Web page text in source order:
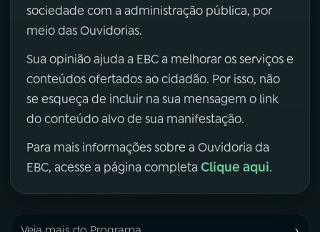
sociedade com a administração pública, por
meio das Ouvidorias.
Sua opinião ajuda a EBC a melhorar os serviços e
conteúdos ofertados ao cidadão. Por isso, não
se esqueça de incluir na sua mensagem o link
do conteúdo alvo de sua manifestação.
Para mais informações sobre a Ouvidoria da
EBC, acesse a página completa Clique aqui.